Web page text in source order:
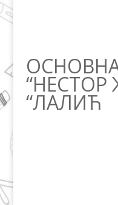
“ЛАЛИЋ